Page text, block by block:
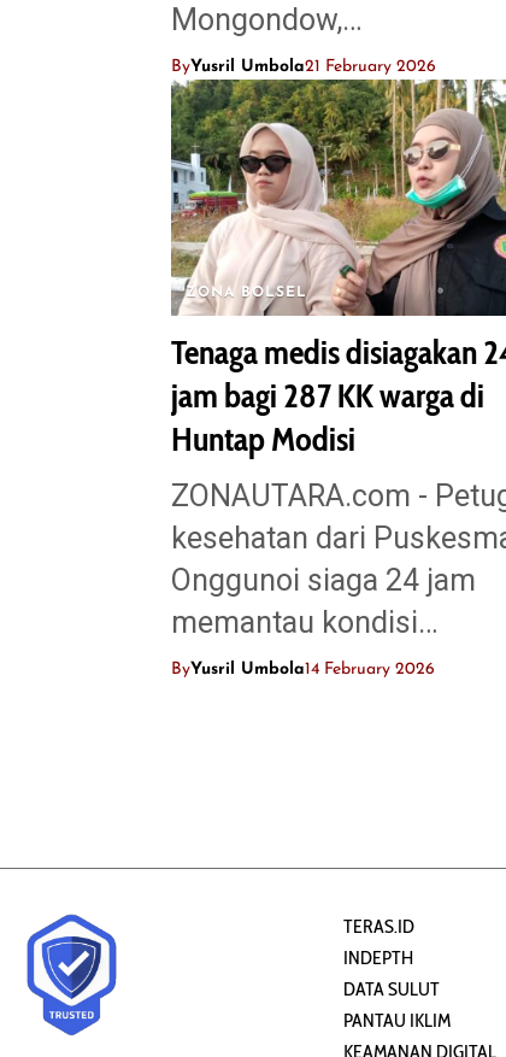
Mongondow,…
ByYusril Umbola21 February 2026
ZONA BOLSEL
Tenaga medis disiagakan
jam bagi 287 KK warga di
Huntap Modisi
ZONAUTARA.com -
kesehatan dari
Onggunoi siaga 24 jam
memantau kondisi…
ByYusril Umbola14 February 2026
TERAS.ID
INDEPTH
DATA SULUT
PANTAU IKLIM
KEAMANAN DIGITAL